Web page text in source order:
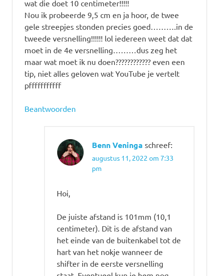
wat die doet 10 centimeter!!!!!
Nou ik probeerde 9,5 cm en ja hoor, de twee
gele streepjes stonden precies goed……….in de
tweede versnelling!!!!!! lol iedereen weet dat dat
moet in de 4e versnelling………dus zeg het
maar wat moet ik nu doen???????????? even een
tip, niet alles geloven wat YouTube je vertelt
pfffffffffff
Beantwoorden
Benn Veninga schreef:
augustus 11, 2022 om 7:33
pm
Hoi,
De juiste afstand is 101mm (10,1
centimeter). Dit is de afstand van
het einde van de buitenkabel tot de
hart van het nokje wanneer de
shifter in de eerste versnelling